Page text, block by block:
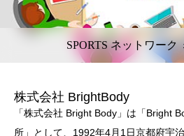
SPORTS ネットワーク
株式会社 BrightBody
「株式会社 Bright Body」は「Bright
所」として、1992年4月1日京都府宇